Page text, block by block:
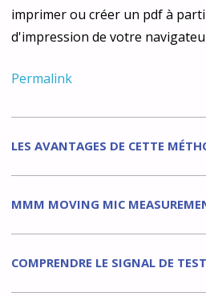
imprimer ou créer un pdf à
d'impression de votre
Permalink
LES AVANTAGES DE CETTE
MMM MOVING MIC
COMPRENDRE LE SIGNAL DE TEST